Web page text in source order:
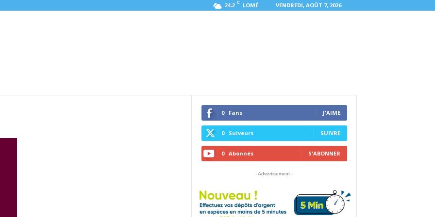
24.2 C LOMÉ VENDREDI, AOÛT 7, 2026
0 Fans J'AIME
0 Suiveurs SUIVRE
0 Abonnés S'ABONNER
- Advertisement -